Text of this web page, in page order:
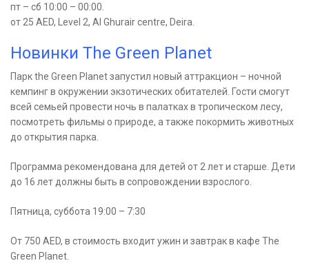
пт – сб 10:00 – 00:00.
от 25 AED, Level 2, Al Ghurair centre, Deira.
Новинки The Green Planet
Парк the Green Planet запустил новый аттракцион – ночной
кемпинг в окружении экзотических обитателей. Гости смогут
всей семьей провести ночь в палатках в тропическом лесу,
посмотреть фильмы о природе, а также покормить животных
до открытия парка.
Программа рекомендована для детей от 2 лет и старше. Дети
до 16 лет должны быть в сопровождении взрослого.
Пятница, суббота 19:00 – 7:30
От 750 AED, в стоимость входит ужин и завтрак в кафе The
Green Planet.